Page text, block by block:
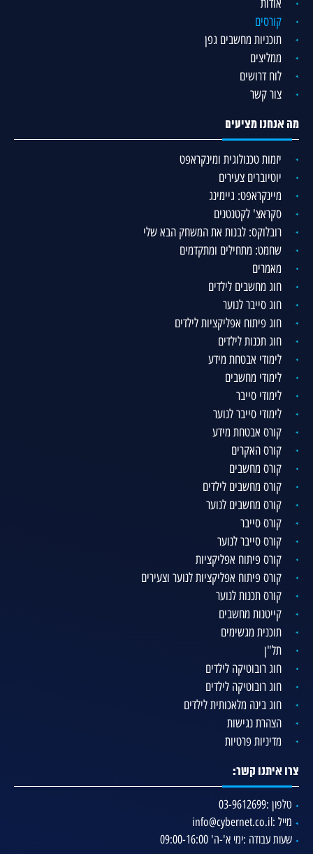
אודות
קורסים
תוכניות מחשבים גפן
ממליצים
לוח דרושים
צור קשר
מה אנחנו מציעים
יזמות טכנולוגית ומינקראפט
יוטיוברים צעירים
מיינקראפט: גיימינג
סקראצ' לקטנטנים
רובלוקס: לבנות את המשחק הבא שלי
שחמט: מתחילים ומתקדמים
מאמרים
חוג מחשבים לילדים
חוג סייבר לנוער
חוג פיתוח אפליקציות לילדים
חוג תכנות לילדים
לימודי אבטחת מידע
לימודי מחשבים
לימודי סייבר
לימודי סייבר לנוער
קורס אבטחת מידע
קורס האקרים
קורס מחשבים
קורס מחשבים לילדים
קורס מחשבים לנוער
קורס סייבר
קורס סייבר לנוער
קורס פיתוח אפליקציות
קורס פיתוח אפליקציות לנוער וצעירים
קורס תכנות לנוער
קייטנות מחשבים
תוכנית מגשימים
תל"ן
חוג רובוטיקה לילדים
חוג רובוטיקה לילדים
חוג בינה מלאכותית לילדים
הצהרת נגישות
מדיניות פרטיות
צרו איתנו קשר:
טלפון :03-9612699
מייל :info@cybernet.co.il
שעות עבודה :ימי א'-ה' 09:00-16:00